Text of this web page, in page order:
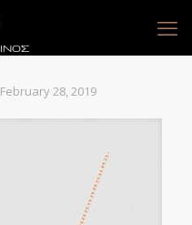
February 28, 2019